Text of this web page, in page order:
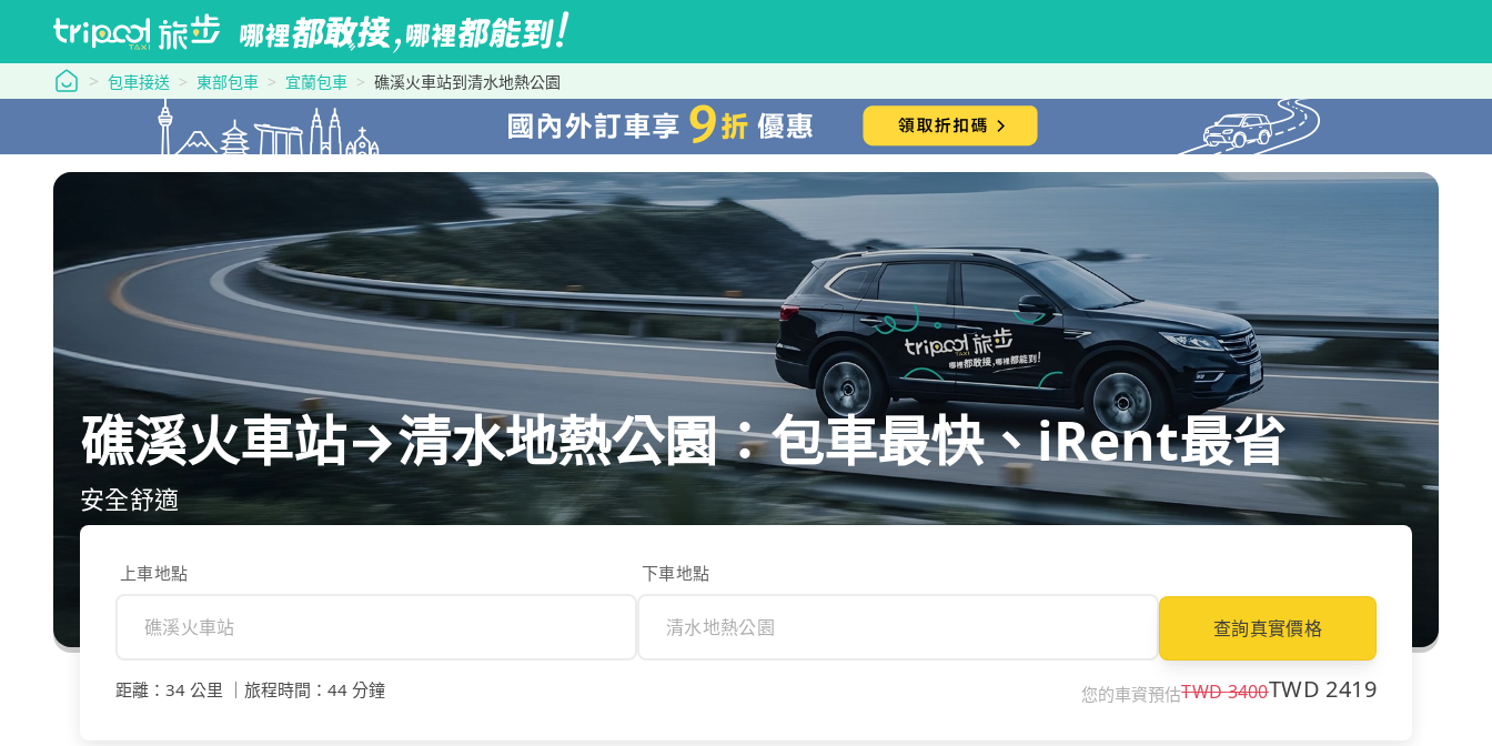
tripool 旅步
包車接送 東部包車 宜蘭包車 礁溪火車站到清水地熱公園
礁溪火車站→清水地熱公園：包車最快、iRent最省
安全舒適
上車地點 下車地點
查詢真實價格
距離 ： 34 公里 旅程時間 ： 44 分鐘 您的車資預估TWD3400TWD 2419